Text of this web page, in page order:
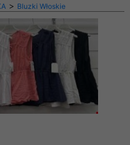
> Bluzki Włoskie